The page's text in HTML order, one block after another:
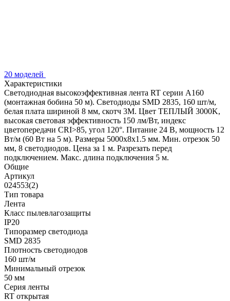
20 моделей
Характеристики
Светодиодная высокоэффективная лента RT серии A160
(монтажная бобина 50 м). Светодиоды SMD 2835, 160 шт/м,
белая плата шириной 8 мм, скотч 3M. Цвет ТЕПЛЫЙ 3000K,
высокая световая эффективность 150 лм/Вт, индекс
цветопередачи CRI>85, угол 120°. Питание 24 В, мощность 12
Вт/м (60 Вт на 5 м). Размеры 5000x8x1.5 мм. Мин. отрезок 50
мм, 8 светодиодов. Цена за 1 м. Разрезать перед
подключением. Макс. длина подключения 5 м.
Общие
Артикул
024553(2)
Тип товара
Лента
Класс пылевлагозащиты
IP20
Типоразмер светодиода
SMD 2835
Плотность светодиодов
160 шт/м
Минимальный отрезок
50 мм
Серия ленты
RT открытая